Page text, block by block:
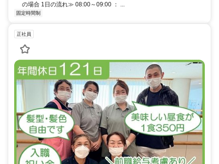
の場合 1日の流れ≫ 08:00～09:00 ： ...
固定時間制
正社員